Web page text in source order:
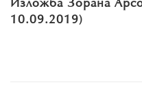
Изложба Зорана
10.09.2019)